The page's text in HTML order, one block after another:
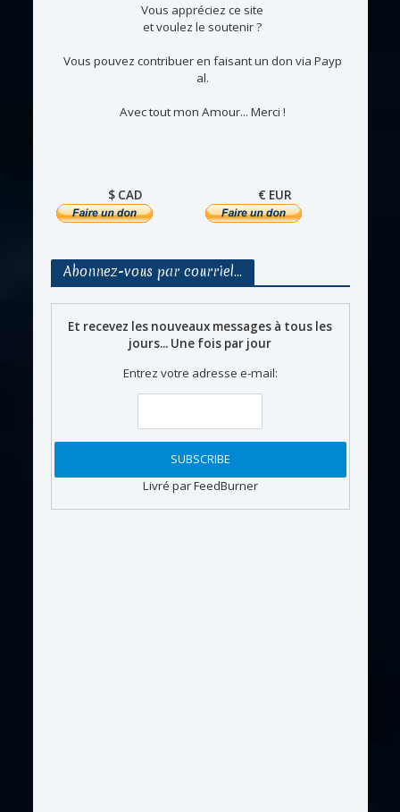
Vous appréciez ce site
et voulez le soutenir ?
Vous pouvez contribuer en faisant un don via Payp
al.
Avec tout mon Amour... Merci !
$ CAD € EUR
Abonnez-vous par courriel…
Et recevez les nouveaux messages à tous les
jours... Une fois par jour
Entrez votre adresse e-mail:
Livré par FeedBurner